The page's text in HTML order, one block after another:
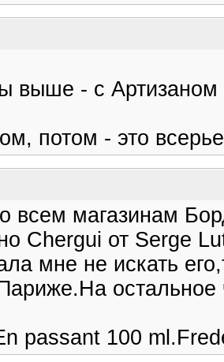
выше - с Артизаном
потом - это
всем магазинам
Chergui от Serge
мне не искать
остальное
passant 100